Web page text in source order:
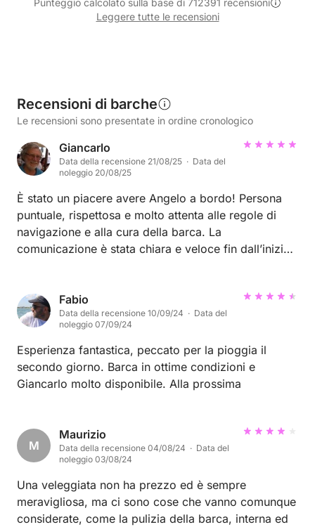
Punteggio calcolato sulla base di 712391 recensioni
Leggere tutte le recensioni
Recensioni di barche
Le recensioni sono presentate in ordine cronologico
Giancarlo
Data della recensione 21/08/25 · Data del
noleggio 20/08/25
È stato un piacere avere Angelo a bordo! Persona
puntuale, rispettosa e molto attenta alle regole di
navigazione e alla cura della barca. La
comunicazione è stata chiara e veloce fin dall’inizio,
Sarei felice di ospitarlo nuovamente in futuro e lo
consiglio vivamente a qualsiasi altro locatore.
Fabio
Data della recensione 10/09/24 · Data del
noleggio 07/09/24
Esperienza fantastica, peccato per la pioggia il
secondo giorno. Barca in ottime condizioni e
Giancarlo molto disponibile. Alla prossima
M
Maurizio
Data della recensione 04/08/24 · Data del
noleggio 03/08/24
Una veleggiata non ha prezzo ed è sempre
meravigliosa, ma ci sono cose che vanno comunque
considerate, come la pulizia della barca, interna ed